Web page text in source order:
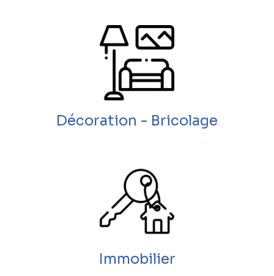
Décoration - Bricolage
Immobilier